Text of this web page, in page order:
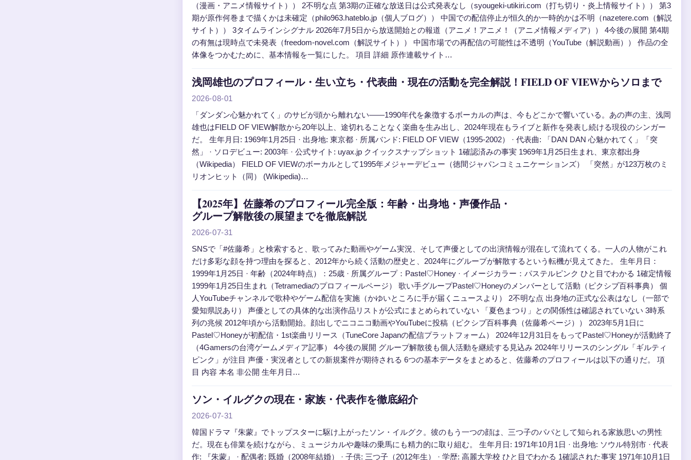
（漫画・アニメ情報サイト）） 2不明な点 第3期の正確な放送日は公式発表なし（syougeki-utikiri.com（打ち切り・炎上情報サイト）） 第3
期が原作何巻まで描くかは未確定（philo963.hateblo.jp（個人ブログ）） 中国での配信停止が恒久的か一時的かは不明（nazetere.com（解説
サイト）） 3タイムラインシグナル 2026年7月5日から放送開始との報道（アニメ！アニメ！（アニメ情報メディア）） 4今後の展開 第4期
の有無は現時点で未発表（freedom-novel.com（解説サイト）） 中国市場での再配信の可能性は不透明（YouTube（解説動画）） 作品の全
体像をつかむために、基本情報を一覧にした。 項目 詳細 原作連載サイト…
浅岡雄也のプロフィール・生い立ち・代表曲・現在の活動を完全解説！FIELD OF VIEWからソロまで
2026-08-01
「ダンダン心魅かれてく」のサビが頭から離れない——1990年代を象徴するボーカルの声は、今もどこかで響いている。あの声の主、浅岡
雄也はFIELD OF VIEW解散から20年以上、途切れることなく楽曲を生み出し、2024年現在もライブと新作を発表し続ける現役のシンガー
だ。 生年月日: 1969年1月25日 · 出身地: 東京都 · 所属バンド: FIELD OF VIEW（1995-2002） · 代表曲: 「DAN DAN 心魅かれてく」「突
然」 · ソロデビュー: 2003年 · 公式サイト: uyax.jp クイックスナップショット 1確認済みの事実 1969年1月25日生まれ、東京都出身
（Wikipedia） FIELD OF VIEWのボーカルとして1995年メジャーデビュー（徳間ジャパンコミュニケーションズ） 「突然」が123万枚のミ
リオンヒット（同） (Wikipedia)…
【2025年】佐藤希のプロフィール完全版：年齢・出身地・声優作品・
グループ解散後の展望までを徹底解説
2026-07-31
SNSで「#佐藤希」と検索すると、歌ってみた動画やゲーム実況、そして声優としての出演情報が混在して流れてくる。一人の人物がこれ
だけ多彩な顔を持つ理由を探ると、2012年から続く活動の歴史と、2024年にグループが解散するという転機が見えてきた。 生年月日：
1999年1月25日 · 年齢（2024年時点）：25歳 · 所属グループ：Pastel♡Honey · イメージカラー：パステルピンク ひと目でわかる 1確定情報
1999年1月25日生まれ（Tetramediaのプロフィールページ） 歌い手グループPastel♡Honeyのメンバーとして活動（ピクシブ百科事典） 個
人YouTubeチャンネルで歌枠やゲーム配信を実施（かゆいところに手が届くニュースより） 2不明な点 出身地の正式な公表はなし（一部で
愛知県説あり） 声優としての具体的な出演作品リストが公式にまとめられていない 「夏色まつり」との関係性は確認されていない 3時系
列の兆候 2012年頃から活動開始。顔出しでニコニコ動画やYouTubeに投稿（ピクシブ百科事典（佐藤希ページ）） 2023年5月1日に
Pastel♡Honeyが初配信・1st楽曲リリース（TuneCore Japanの配信プラットフォーム） 2024年12月31日をもってPastel♡Honeyが活動終了
（4Gamersの台湾ゲームメディア記事） 4今後の展開 グループ解散後も個人活動を継続する見込み 2024年リリースのシングル「ギルティ
ピンク」が注目 声優・実況者としての新規案件が期待される 6つの基本データをまとめると、佐藤希のプロフィールは以下の通りだ。 項
目 内容 本名 非公開 生年月日…
ソン・イルグクの現在・家族・代表作を徹底紹介
2026-07-31
韓国ドラマ『朱蒙』でトップスターに駆け上がったソン・イルグク。彼のもう一つの顔は、三つ子のパパとして知られる家族思いの男性
だ。現在も俳業を続けながら、ミュージカルや趣味の乗馬にも精力的に取り組む。 生年月日: 1971年10月1日 · 出身地: ソウル特別市 · 代表
作: 『朱蒙』 · 配偶者: 既婚（2008年結婚） · 子供: 三つ子（2012年生） · 学歴: 高麗大学校 ひと目でわかる 1確認された事実 1971年10月1日